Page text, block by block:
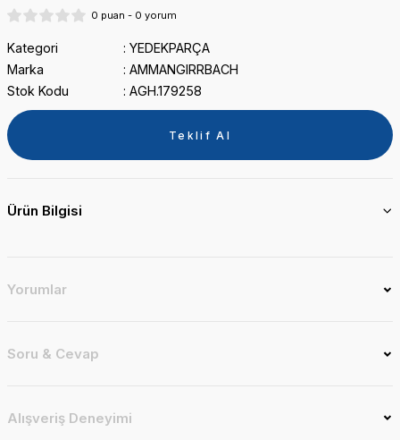
0 puan - 0 yorum
Kategori
YEDEKPARÇA
Marka
AMMANGIRRBACH
Stok Kodu
AGH.179258
Teklif Al
Ürün Bilgisi
Yorumlar
Soru & Cevap
Alışveriş Deneyimi